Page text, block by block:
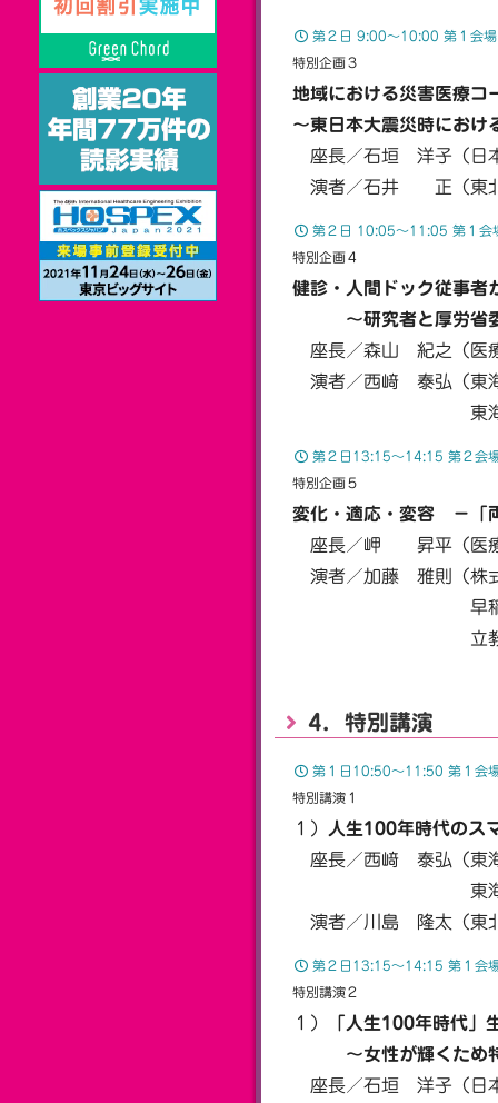
第２日 9:00〜10:00 第１会場
特別企画３
地域における災害医療コ
〜東日本大震災時におけ
座長／石垣 洋子（日
演者／石井 正（東北
第２日 10:05〜11:05 第１会
特別企画４
健診・人間ドック従事者
〜研究者と厚労省委
座長／森山 紀之（医
演者／西﨑 泰弘（東
東海大学医学部
第２日13:15〜14:15 第２会
特別企画５
変化・適応・変容 －「
座長／岬 昇平（医
演者／加藤 雅則（株
早稲田大学大学
立教大学大学院
4．特別講演
第１日10:50〜11:50 第１会
特別講演１
１）
人生100年時代のス
座長／西﨑 泰弘（東
東海大学医学部
演者／川島 隆太（東
第２日13:15〜14:15 第１会
特別講演２
１）
「人生100年時代」
〜女性が輝くため特
座長／石垣 洋子（日